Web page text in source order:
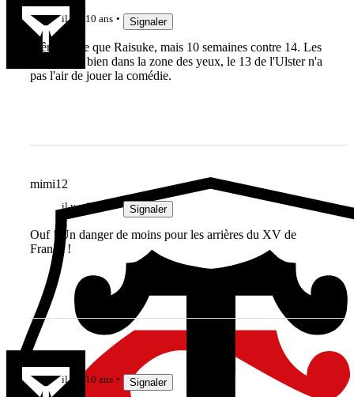
il y a 10 ans Signaler
Même faute que Raisuke, mais 10 semaines contre 14. Les
doigts sont bien dans la zone des yeux, le 13 de l'Ulster n'a
pas l'air de jouer la comédie.
mimi12
il y a 10 ans Signaler
Ouf ! Un danger de moins pour les arrières du XV de
France !
il y a 10 ans Signaler